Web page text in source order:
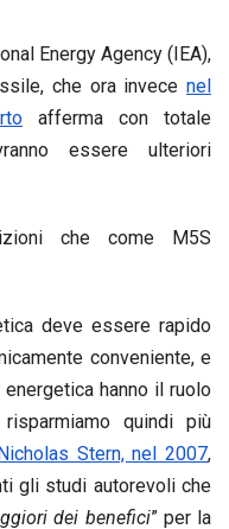
Energy Agency (IEA),
che ora invece nel
afferma con totale
essere ulteriori
che come M5S
deve essere rapido
conveniente, e
hanno il ruolo
quindi più
Stern, nel 2007,
gli studi autorevoli che
dei benefici” per la